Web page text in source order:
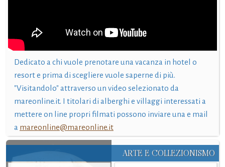
Dedicato a chi vuole prenotare una vacanza in hotel o
resort e prima di scegliere vuole saperne di più.
"Visitandolo" attraverso un video selezionato da
mareonline.it. I titolari di alberghi e villaggi interessati a
mettere on line propri filmati possono inviare una e mail
a mareonline@mareonline.it
ARTE E COLLEZIONISMO